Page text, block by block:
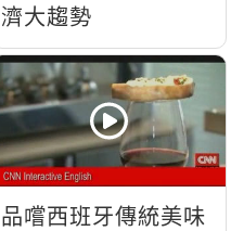
濟大趨勢
品嚐西班牙傳統美味